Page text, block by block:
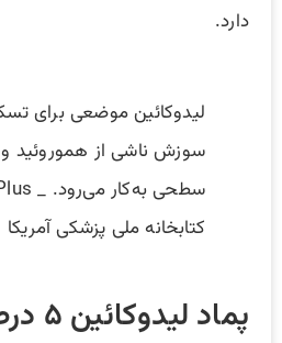
دارد.
لیدوکائین موضعی برای
سوزش ناشی از هموروئید
کتابخانه ملی پزشکی آمریکا
پماد لیدوکائین ۵ درصد